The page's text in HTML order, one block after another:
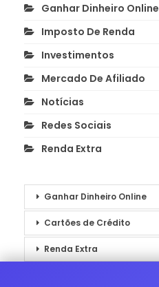
Ganhar Dinheiro Online
Imposto De Renda
Investimentos
Mercado De Afiliado
Notícias
Redes Sociais
Renda Extra
Ganhar Dinheiro Online
Cartões de Crédito
Renda Extra